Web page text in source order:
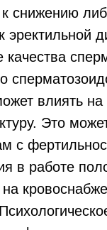
к снижению
эректильной
качества
влиять
Это
с
в работе
на